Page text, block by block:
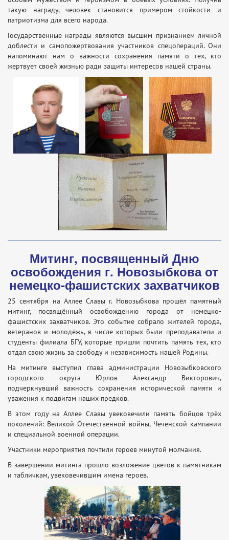
такую награду, человек становится примером стойкости и
патриотизма для всего народа.
Государственные награды являются высшим признанием личной
доблести и самопожертвования участников спецопераций. Они
напоминают нам о важности сохранения памяти о тех, кто
жертвует своей жизнью ради защиты интересов нашей страны.
Митинг, посвященный Дню
освобождения г. Новозыбкова от
немецко-фашистских захватчиков
25 сентября на Аллее Славы г. Новозыбкова прошёл памятный
митинг, посвящённый освобождению города от немецко-
фашистских захватчиков. Это событие собрало жителей города,
ветеранов и молодёжь, в числе которых были преподаватели и
студенты филиала БГУ, которые пришли почтить память тех, кто
отдал свою жизнь за свободу и независимость нашей Родины.
На митинге выступил глава администрации Новозыбковского
городского округа Юрлов Александр Викторович,
подчеркнувший важность сохранения исторической памяти и
уважения к подвигам наших предков.
В этом году на Аллее Славы увековечили память бойцов трёх
поколений: Великой Отечественной войны, Чеченской кампании
и специальной военной операции.
Участники мероприятия почтили героев минутой молчания.
В завершении митинга прошло возложение цветов к памятникам
и табличкам, увековечившим имена героев.